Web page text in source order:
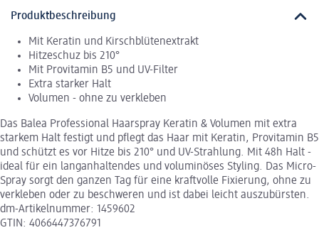
Produktbeschreibung
Mit Keratin und Kirschblütenextrakt
Hitzeschuz bis 210°
Mit Provitamin B5 und UV-Filter
Extra starker Halt
Volumen - ohne zu verkleben
Das Balea Professional Haarspray Keratin & Volumen mit extra
starkem Halt festigt und pflegt das Haar mit Keratin, Provitamin B5
und schützt es vor Hitze bis 210° und UV-Strahlung. Mit 48h Halt -
ideal für ein langanhaltendes und voluminöses Styling. Das Micro-
Spray sorgt den ganzen Tag für eine kraftvolle Fixierung, ohne zu
verkleben oder zu beschweren und ist dabei leicht auszubürsten.
dm-Artikelnummer: 1459602
GTIN: 4066447376791